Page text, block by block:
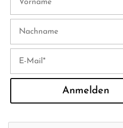
Anmelden